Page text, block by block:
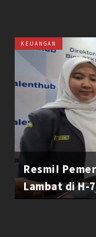
KEUANGAN
Resmi!
Lambat di H-